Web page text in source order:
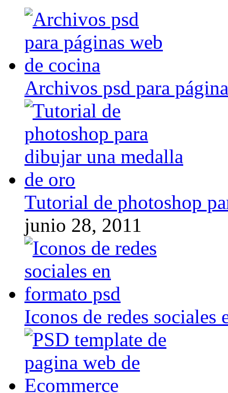
Archivos psd para
Tutorial de photoshop
junio 28, 2011
Iconos de redes sociales